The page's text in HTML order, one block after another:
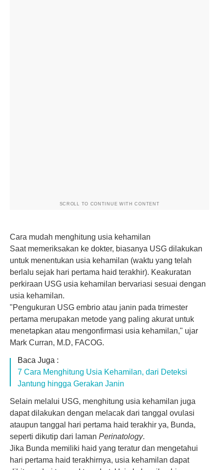
SCROLL TO CONTINUE WITH CONTENT
Cara mudah menghitung usia kehamilan
Saat memeriksakan ke dokter, biasanya USG dilakukan
untuk menentukan usia kehamilan (waktu yang telah
berlalu sejak hari pertama haid terakhir). Keakuratan
perkiraan USG usia kehamilan bervariasi sesuai dengan
usia kehamilan.
"Pengukuran USG embrio atau janin pada trimester
pertama merupakan metode yang paling akurat untuk
menetapkan atau mengonfirmasi usia kehamilan," ujar
Mark Curran, M.D, FACOG.
Baca Juga :
7 Cara Menghitung Usia Kehamilan, dari Deteksi
Jantung hingga Gerakan Janin
Selain melalui USG, menghitung usia kehamilan juga
dapat dilakukan dengan melacak dari tanggal ovulasi
ataupun tanggal hari pertama haid terakhir ya, Bunda,
seperti dikutip dari laman Perinatology.
Jika Bunda memiliki haid yang teratur dan mengetahui
hari pertama haid terakhirnya, usia kehamilan dapat